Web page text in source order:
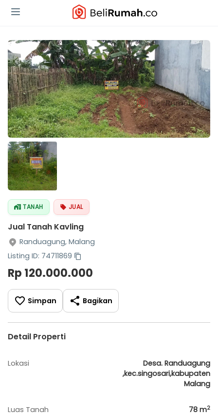
TANAH JUAL
Jual Tanah Kavling
Randuagung, Malang
Listing ID: 74711869
Rp 120.000.000
Simpan Bagikan
Detail Properti
Lokasi
Desa. Randuagung
,kec.singosari,kabupaten
Malang
Luas Tanah 78 m2